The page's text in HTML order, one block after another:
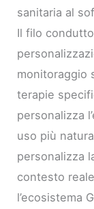
sanitaria al
Il filo
monitoraggio
terapie
personalizza
uso più
personalizza
contesto
l’ecosistema